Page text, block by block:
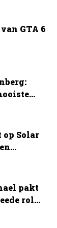
GTA 6
op Solar
pakt
rol